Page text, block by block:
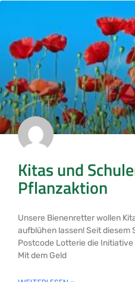
Kitas und
Pflanzaktion
Unsere Bienenretter wollen
aufblühen lassen! Seit
Postcode Lotterie die
Mit dem Geld